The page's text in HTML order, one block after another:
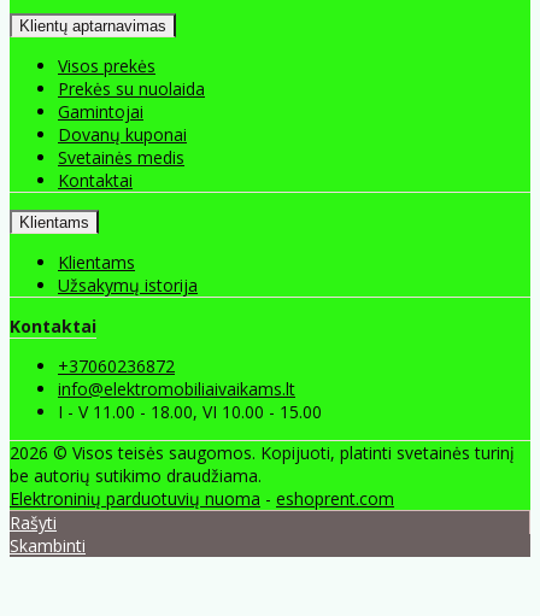
Klientų aptarnavimas
Visos prekės
Prekės su nuolaida
Gamintojai
Dovanų kuponai
Svetainės medis
Kontaktai
Klientams
Klientams
Užsakymų istorija
Kontaktai
+37060236872
info@elektromobiliaivaikams.lt
I - V 11.00 - 18.00, VI 10.00 - 15.00
2026 © Visos teisės saugomos. Kopijuoti, platinti svetainės turinį
be autorių sutikimo draudžiama.
Elektroninių parduotuvių nuoma - eshoprent.com
Rašyti
Skambinti